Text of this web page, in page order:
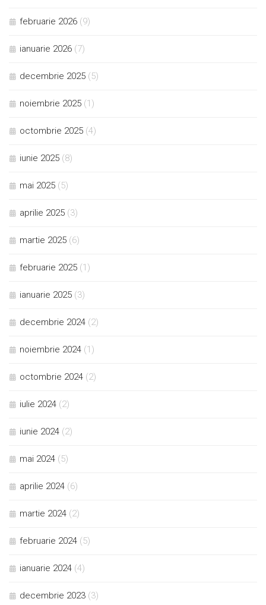
februarie 2026 (9)
ianuarie 2026 (7)
decembrie 2025 (5)
noiembrie 2025 (1)
octombrie 2025 (4)
iunie 2025 (8)
mai 2025 (5)
aprilie 2025 (3)
martie 2025 (6)
februarie 2025 (1)
ianuarie 2025 (3)
decembrie 2024 (2)
noiembrie 2024 (1)
octombrie 2024 (2)
iulie 2024 (2)
iunie 2024 (2)
mai 2024 (5)
aprilie 2024 (6)
martie 2024 (2)
februarie 2024 (5)
ianuarie 2024 (4)
decembrie 2023 (3)